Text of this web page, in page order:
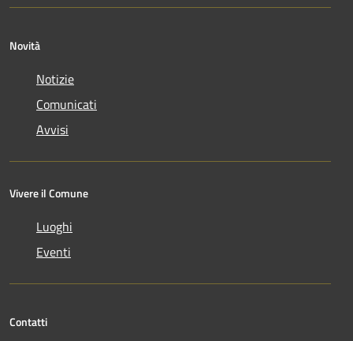
Novità
Notizie
Comunicati
Avvisi
Vivere il Comune
Luoghi
Eventi
Contatti